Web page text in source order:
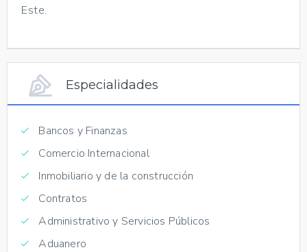
Este.
Especialidades
Bancos y Finanzas
Comercio Internacional
Inmobiliario y de la construcción
Contratos
Administrativo y Servicios Públicos
Aduanero